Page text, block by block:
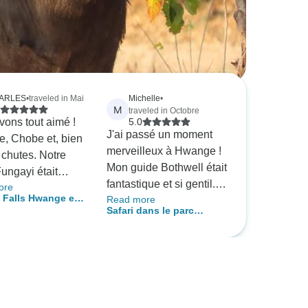
•traveled in Mai
tout aimé !
Chobe et, bien
Notre
était
! Il a travaillé
pour s'assurer
Hwange et
M
Michelle•
traveled in Octobre
5.0
J'ai passé un moment
merveilleux à Hwange !
Mon guide Bothwell était
fantastique et si gentil.
Mon hébergement à
Gwango a dépassé mes
Read more
Safari dans le parc